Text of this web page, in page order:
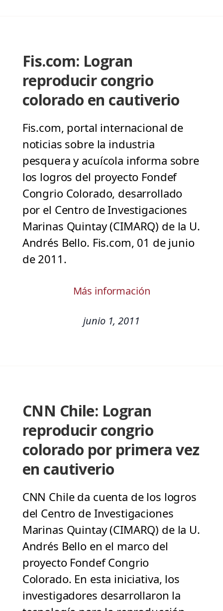
Fis.com: Logran
reproducir congrio
colorado en cautiverio
Fis.com, portal internacional de
noticias sobre la industria
pesquera y acuícola informa sobre
los logros del proyecto Fondef
Congrio Colorado, desarrollado
por el Centro de Investigaciones
Marinas Quintay (CIMARQ) de la U.
Andrés Bello. Fis.com, 01 de junio
de 2011.
Más información
junio 1, 2011
CNN Chile: Logran
reproducir congrio
colorado por primera vez
en cautiverio
CNN Chile da cuenta de los logros
del Centro de Investigaciones
Marinas Quintay (CIMARQ) de la U.
Andrés Bello en el marco del
proyecto Fondef Congrio
Colorado. En esta iniciativa, los
investigadores desarrollaron la